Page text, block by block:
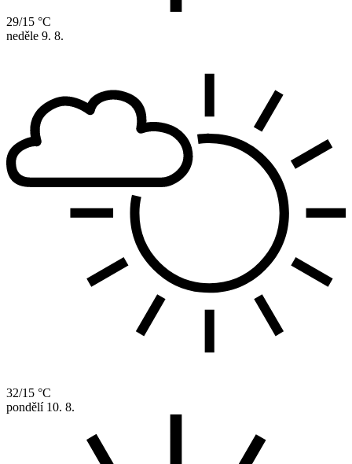
29/15 °C
neděle 9. 8.
32/15 °C
pondělí 10. 8.